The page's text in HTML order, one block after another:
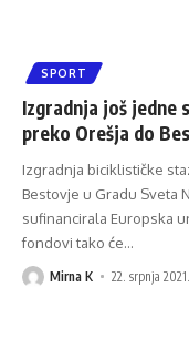
SPORT
Izgradnja još jedne
preko Orešja do
Izgradnja biciklističke
Bestovje u Gradu Sveta
sufinancirala Europska
fondovi tako će…
Mirna K 22. srpnja 2021.